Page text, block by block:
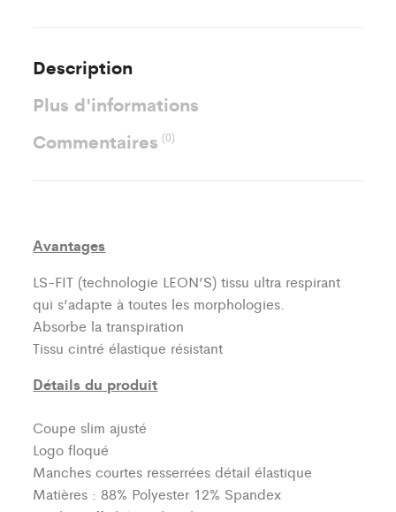
Description
Plus d'informations
Commentaires(0)
Avantages
LS-FIT (technologie LEON’S)tissu ultra respirant
qui s’adapte à toutes les morphologies.
Absorbe la transpiration
Tissu cintré élastique résistant
Détails du produit
Coupe slim ajusté
Logo floqué
Manches courtes resserrées détail élastique
Matières : 88% Polyester 12% Spandex